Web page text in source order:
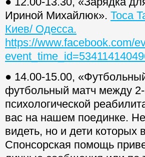
Ириной Михайлюк». Toca
Киев/ Одесса.
https://www.facebook.com/
● 14.00-15.00,
футбольный матч между
психологической
вас на нашем поединке.
видеть, но и дети которых
Спонсорская помощь